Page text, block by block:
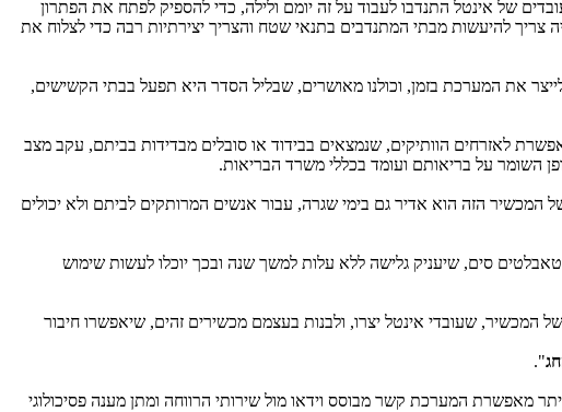
של אינטל התנדבו לעבוד על זה יומם ולילה, כדי להספיק לפתח את הפתרון
צריך להיעשות מבתי המתנדבים בתנאי שטח והצריך יצירתיות רבה כדי לצלוח את
את המערכת בזמן, וכולנו מאושרים, שבליל הסדר היא תפעל בבתי הקשישים,
לאזרחים הוותיקים, שנמצאים בבידוד או סובלים מבדידות בביתם, עקב מצב
השומר על בריאותם ועומד בכללי משרד הבריאות.
המכשיר הזה הוא אדיר גם בימי שגרה, עבור אנשים המרותקים לביתם ולא יכולים
סים, שיעניק גלישה ללא עלות למשך שנה ובכך יוכלו לעשות שימוש
שעובדי אינטל יצרו, ולבנות בעצמם מכשירים זהים, שיאפשרו חיבור
".
מאפשרת המערכת קשר מבוסס וידאו מול שירותי הרווחה ומתן מענה פסיכולוגי